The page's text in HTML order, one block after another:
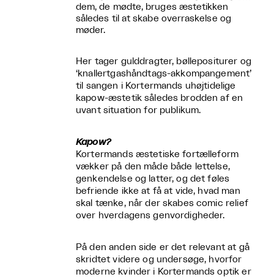
dem, de mødte, bruges æstetikken
således til at skabe overraskelse og
møder.
Her tager gulddragter, bøllepositurer og
‘knallertgashåndtags-akkompangement’
til sangen i Kortermands uhøjtidelige
kapow-æstetik således brodden af en
uvant situation for publikum.
Kapow?
Kortermands æstetiske fortælleform
vækker på den måde både lettelse,
genkendelse og latter, og det føles
befriende ikke at få at vide, hvad man
skal tænke, når der skabes comic relief
over hverdagens genvordigheder.
På den anden side er det relevant at gå
skridtet videre og undersøge, hvorfor
moderne kvinder i Kortermands optik er